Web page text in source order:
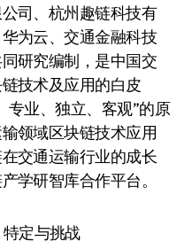
司、杭州趣链科技有
为云、交通金融科技
研究编制，是中国交
技术及应用的白皮
专业、独立、客观”的原
领域区块链技术应用
交通运输行业的成长
学研智库合作平台。
定与挑战